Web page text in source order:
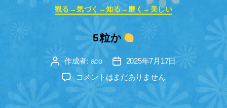
カ
ゴ
リ
ー
観る→気づく→知る→磨く→美しい
5粒か
投
稿
作成者: aco
投
稿
日
2025年7月17日
5
粒
か
コメントはまだありません